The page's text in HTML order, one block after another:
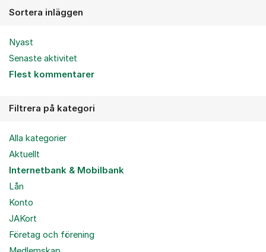
Sortera inläggen
Nyast
Senaste aktivitet
Flest kommentarer
Filtrera på kategori
Alla kategorier
Aktuellt
Internetbank & Mobilbank
Lån
Konto
JAKort
Företag och förening